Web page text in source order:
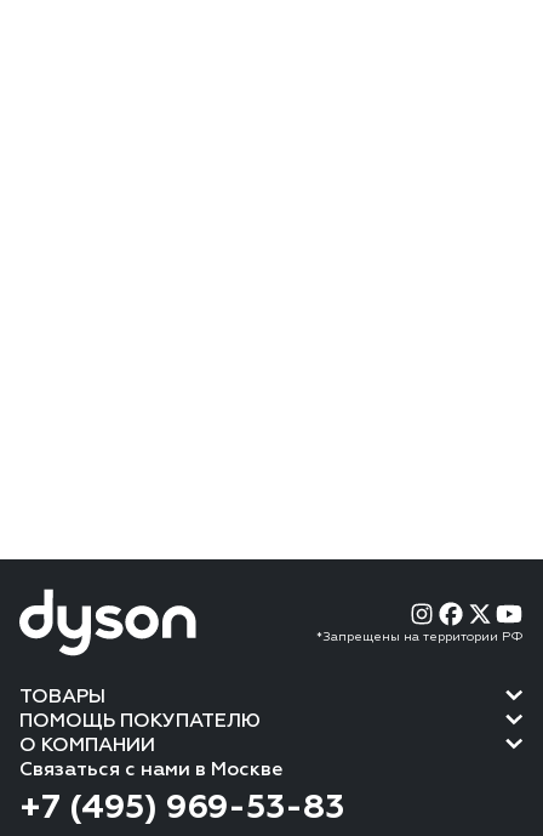
*Запрещены на территории РФ
ТОВАРЫ
ПОМОЩЬ ПОКУПАТЕЛЮ
О КОМПАНИИ
Связаться с нами в Москве
+7 (495) 969-53-83